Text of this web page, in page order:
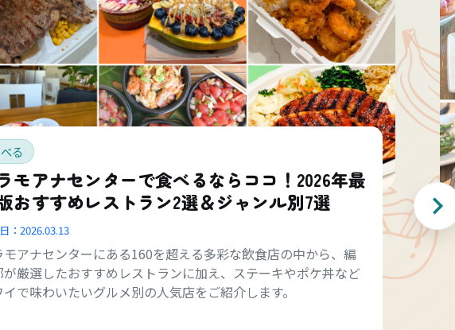
る
モアナセンターで食べるならココ！2026年最
おすすめレストラン2選＆ジャンル別7選
： 2026.03.13
モアナセンターにある160を超える多彩な飲食店の中から、編
が厳選したおすすめレストランに加え、ステーキやポケ丼など
イで味わいたいグルメ別の人気店をご紹介します。